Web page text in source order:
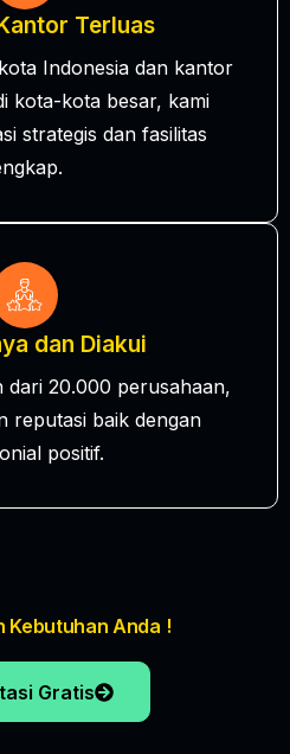
Terluas
Indonesia dan kantor
kota-kota besar, kami
strategis dan fasilitas
dan Diakui
dari 20.000 perusahaan,
reputasi baik dengan
positif.
Kebutuhan Anda !
Gratis